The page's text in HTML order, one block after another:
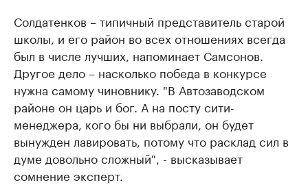
Солдатенков – типичный представитель старой
школы, и его район во всех отношениях всегда
был в числе лучших, напоминает Самсонов.
Другое дело – насколько победа в конкурсе
нужна самому чиновнику. "В Автозаводском
районе он царь и бог. А на посту сити-
менеджера, кого бы ни выбрали, он будет
вынужден лавировать, потому что расклад сил в
думе довольно сложный", - высказывает
сомнение эксперт.